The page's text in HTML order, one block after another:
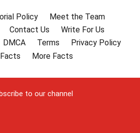
Policy
Meet the Team
Contact Us
Write For Us
DMCA Terms
Privacy Policy
More Facts
to our channel